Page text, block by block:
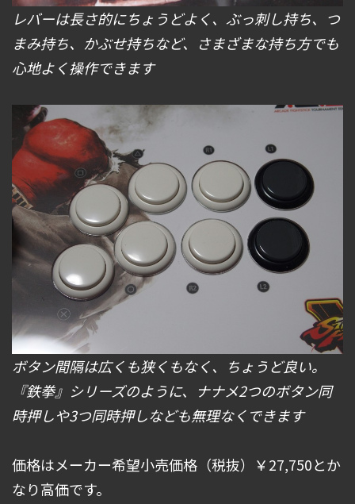
レバーは長さ的にちょうどよく、ぶっ刺し持ち、つ
まみ持ち、かぶせ持ちなど、さまざまな持ち方でも
心地よく操作できます
ボタン間隔は広くも狭くもなく、ちょうど良い。
『鉄拳』シリーズのように、ナナメ2つのボタン同
時押しや3つ同時押しなども無理なくできます
価格はメーカー希望小売価格（税抜）￥27,750とか
なり高価です。